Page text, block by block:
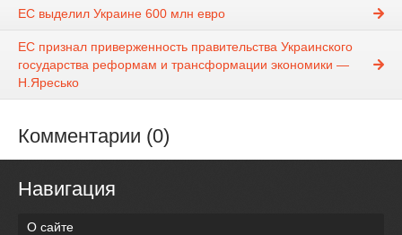
ЕС выделил Украине 600 млн евро
ЕС признал приверженность правительства Украинского
государства реформам и трансформации экономики —
Н.Яресько
Комментарии (0)
Навигация
О сайте